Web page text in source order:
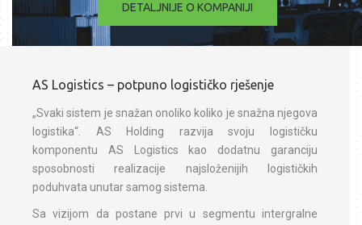
DETALJNIJE O KOMPANIJI
AS Logistics – potpuno logističko rješenje
„Svaki sistem je snažan onoliko koliko je snažna njegova
logistika“. AS Holding razvija svoju logističku
komponentu AS Logistics kao dodatnu garanciju
sposobnosti realizacije najsloženijih logističkih
poduhvata unutar samog sistema.
Sa vizijom da postane prvi u segmentu intergralne